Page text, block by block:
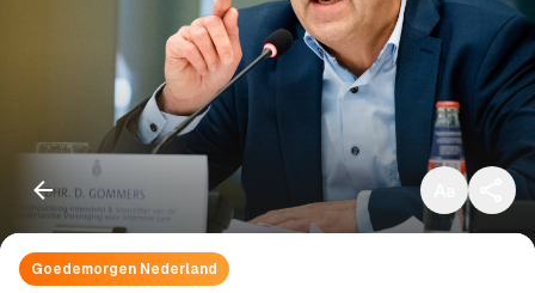
Klein
Standaard
Groot
Goedemorgen Nederland